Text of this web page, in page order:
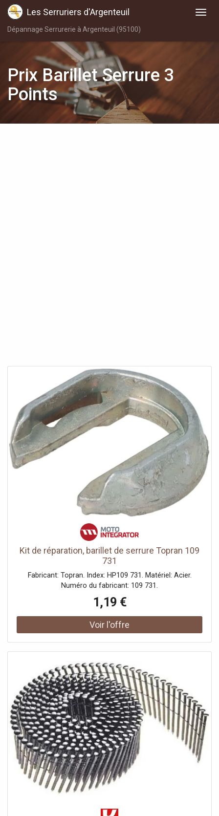
Les Serruriers d'Argenteuil
Dépannage Serrurerie à Argenteuil (95100)
Prix Barillet Serrure 3
Points
Kit de réparation, barillet de serrure Topran 109
731
Fabricant: Topran. Index: HP109 731. Matériel: Acier.
Numéro du fabricant: 109 731.
1,19 €